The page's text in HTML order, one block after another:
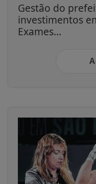
Gestão do
investimentos
Exames...